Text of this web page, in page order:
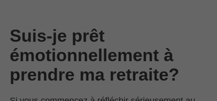
Suis-je prêt
émotionnellement à
prendre ma retraite?